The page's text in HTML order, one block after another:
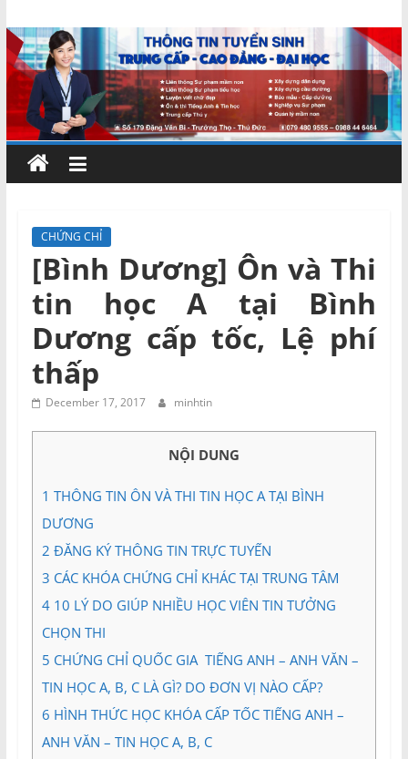
to
content
Chứng
chỉ
ngắn
hạn
–
MIENNAM
Education
Đào
và
Tư
Nam
CHỨNG CHỈ
[Bình Dương] Ôn và Thi
tin học A tại Bình
Dương cấp tốc, Lệ phí
thấp
December 17, 2017 minhtin
NỘI DUNG
1 THÔNG TIN ÔN VÀ THI TIN HỌC A TẠI BÌNH
DƯƠNG
2 ĐĂNG KÝ THÔNG TIN TRỰC TUYẾN
3 CÁC KHÓA CHỨNG CHỈ KHÁC TẠI TRUNG TÂM
410 LÝ DO GIÚP NHIỀU HỌC VIÊN TIN TƯỞNG
CHỌN THI
5 CHỨNG CHỈ QUỐC GIA TIẾNG ANH – ANH VĂN –
TIN HỌC A, B, C LÀ GÌ? DO ĐƠN VỊ NÀO CẤP?
6 HÌNH THỨC HỌC KHÓA CẤP TỐC TIẾNG ANH –
ANH VĂN – TIN HỌC A, B, C